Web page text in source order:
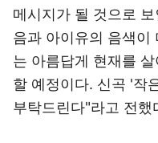
메시지가 될 것으로
음과 아이유의 음색이
는 아름답게 현재를
할 예정이다. 신곡 '작
부탁드린다"라고 전했